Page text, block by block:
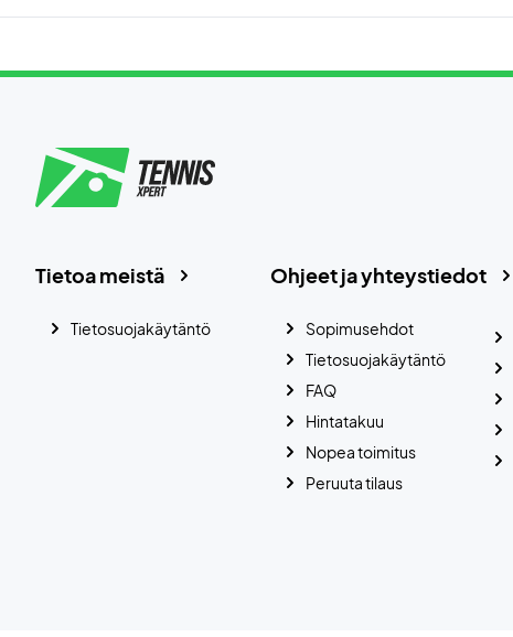
Ohjeet ja yhteystiedot
Sopimusehdot
Tietosuojakäytäntö
FAQ
Hintatakuu
Nopea toimitus
Peruuta tilaus
Tietoa meistä
Tietosuojakäytäntö